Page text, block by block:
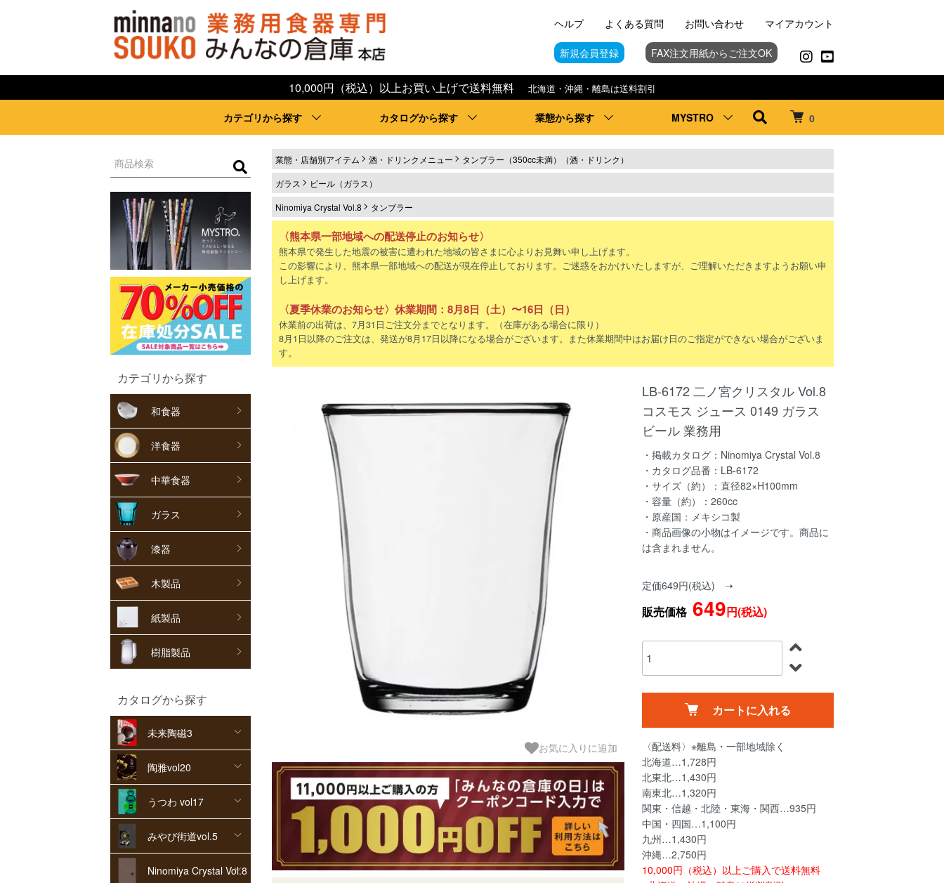
0
10,000円（税込）以上お買い上げで送料無料 北海道・沖縄・離島は送料割引
カテゴリから探す カタログから探す 業態から探す MYSTRO
ヘルプ よくある質問 お問い合わせ マイアカウント
新規会員登録 FAX注文用紙からご注文OK
カテゴリから探す
和食器
洋食器
中華食器
ガラス
漆器
木製品
紙製品
樹脂製品
カタログから探す
未来陶磁3
陶雅vol20
うつわ vol17
みやび街道vol.5
Ninomiya Crystal Vol.8
業態・店舗別アイテム 酒・ドリンクメニュー
タンブラー（350cc未満）（酒・ドリンク）
ガラス
ビール（ガラス）
Ninomiya Crystal Vol.8
タンブラー
〈熊本県一部地域への配送停止のお知らせ〉
熊本県で発生した地震の被害に遭われた地域の皆さまに心よりお見舞い申し上げます。
この影響により、熊本県一部地域への配送が現在停止しております。ご迷惑をおかけいたしますが、ご理解いただきますようお願い申
し上げます。
〈夏季休業のお知らせ〉休業期間：8月8日（土）〜16日（日）
休業前の出荷は、7月31日ご注文分までとなります。（在庫がある場合に限り）
8月1日以降のご注文は、発送が8月17日以降になる場合がございます。また休業期間中はお届け日のご指定ができない場合がございま
す。
お気に入りに追加
LB-6172 二ノ宮クリスタル Vol.8
コスモス ジュース 0149 ガラス
ビール 業務用
・掲載カタログ：Ninomiya Crystal Vol.8
・カタログ品番：LB-6172
・サイズ（約）：直径82×H100mm
・容量（約）：260cc
・原産国：メキシコ製
・商品画像の小物はイメージです。商品に
は含まれません。
定価649円(税込) ➝
販売価格649円(税込)
カートに入れる
〈配送料〉※離島・一部地域除く
北海道…1,728円
北東北…1,430円
南東北…1,320円
関東・信越・北陸・東海・関西…935円
中国・四国…1,100円
九州…1,430円
沖縄…2,750円
10,000円（税込）以上ご購入で送料無料